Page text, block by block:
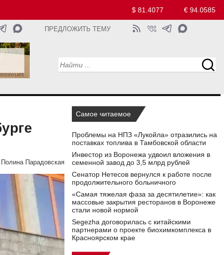
$ 81.4077 € 94.0585
ПРЕДЛОЖИТЬ ТЕМУ
Полина Парадовская
Самое читаемое
Проблемы на НПЗ «Лукойла» отразились на
поставках топлива в Тамбовской области
Инвестор из Воронежа удвоил вложения в
семенной завод до 3,5 млрд рублей
Сенатор Нетесов вернулся к работе после
продолжительного больничного
«Самая тяжелая фаза за десятилетие»: как
массовые закрытия ресторанов в Воронеже
стали новой нормой
Segezha договорилась с китайскими
партнерами о проекте биохимкомплекса в
Красноярском крае